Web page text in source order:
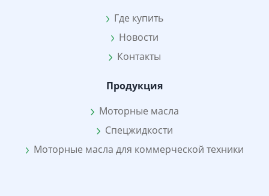
Где купить
Новости
Контакты
Продукция
Моторные масла
Спецжидкости
Моторные масла для коммерческой техники